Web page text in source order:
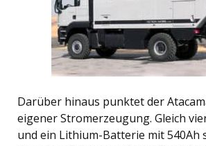
Darüber hinaus punktet der
eigener Stromerzeugung. Gleich
und ein Lithium-Batterie mit 540Ah